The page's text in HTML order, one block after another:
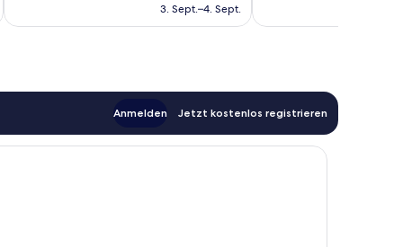
beträgt
3. Sept.–4. Sept.
Anmelden Jetzt kostenlos registrieren